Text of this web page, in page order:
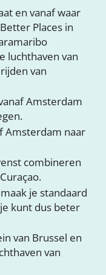
en vanaf waar
Places in
luchthaven van
van
Amsterdam
Amsterdam naar
combineren
je standaard
kunt dus beter
van Brussel en
van